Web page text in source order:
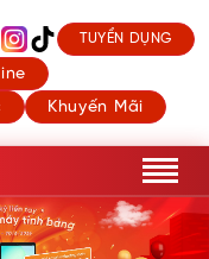
Khuyến Mãi
TUYỂN DỤNG